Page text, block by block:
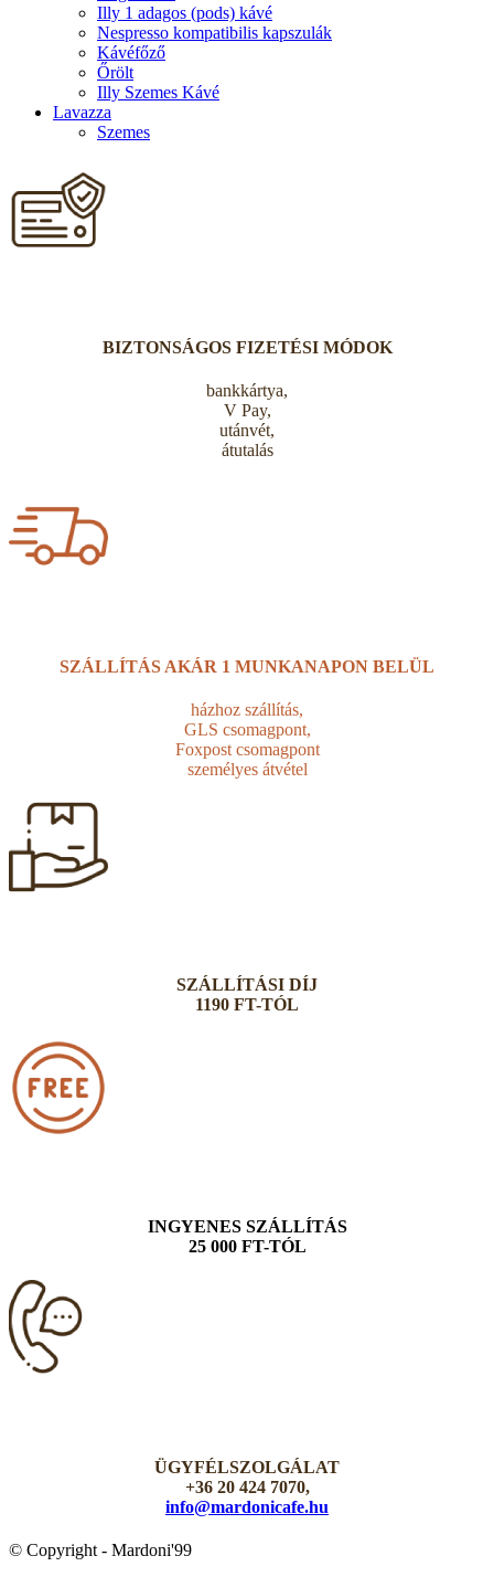
Illy 1 adagos (pods) kávé
Nespresso kompatibilis kapszulák
Kávéfőző
Őrölt
Illy Szemes Kávé
Lavazza
Szemes
BIZTONSÁGOS FIZETÉSI MÓDOK
bankkártya,
V Pay,
utánvét,
átutalás
SZÁLLÍTÁS AKÁR 1 MUNKANAPON BELÜL
házhoz szállítás,
GLS csomagpont,
Foxpost csomagpont
személyes átvétel
SZÁLLÍTÁSI DÍJ
1190 FT-TÓL
INGYENES SZÁLLÍTÁS
25 000 FT-TÓL
ÜGYFÉLSZOLGÁLAT
+36 20 424 7070,
info@mardonicafe.hu
© Copyright - Mardoni'99